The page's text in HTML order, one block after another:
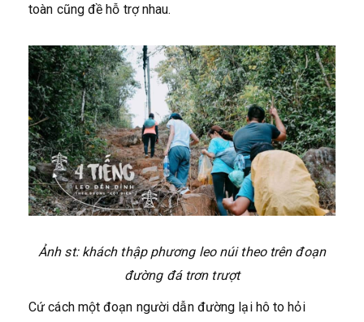
toàn cũng đề hỗ trợ nhau.
Ảnh st: khách thập phương leo núi theo trên đoạn
đường đá trơn trượt
Cứ cách một đoạn người dẫn đường lại hô to hỏi